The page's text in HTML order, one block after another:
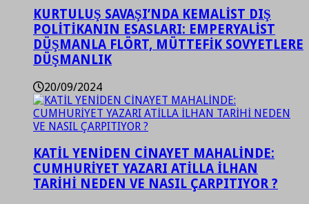
KURTULUŞ SAVAŞI’NDA KEMALİST DIŞ
POLİTİKANIN ESASLARI: EMPERYALİST
DÜŞMANLA FLÖRT, MÜTTEFİK SOVYETLERE
DÜŞMANLIK
20/09/2024
KATİL YENİDEN CİNAYET MAHALİNDE:
CUMHURİYET YAZARI ATİLLA İLHAN
TARİHİ NEDEN VE NASIL ÇARPITIYOR ?